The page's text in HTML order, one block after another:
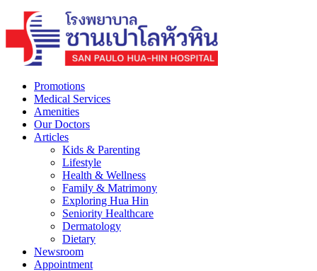
Promotions
Medical Services
Amenities
Our Doctors
Articles
Kids & Parenting
Lifestyle
Health & Wellness
Family & Matrimony
Exploring Hua Hin
Seniority Healthcare
Dermatology
Dietary
Newsroom
Appointment